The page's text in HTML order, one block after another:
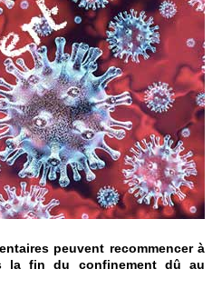
peuvent recommencer à
la fin du confinement dû au